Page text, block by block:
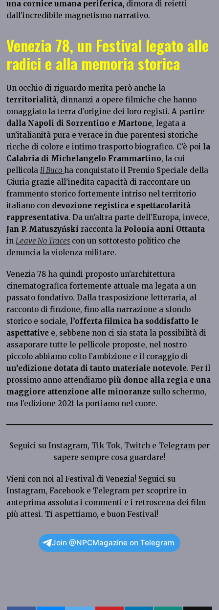
una cornice umana periferica, dimora di reietti
dall’incredibile magnetismo narrativo.
Venezia 78, un Festival legato alle
radici e alla memoria storica
Un occhio di riguardo merita però anche la
territorialità, dinnanzi a opere filmiche che hanno
omaggiato la terra d’origine dei loro registi. A partire
dalla Napoli di Sorrentino e Martone, legata a
un’italianità pura e verace in due parentesi storiche
ricche di colore e intimo trasporto biografico. C’è poi la
Calabria di Michelangelo Frammartino, la cui
pellicola Il Buco ha conquistato il Premio Speciale della
Giuria grazie all’inedita capacità di raccontare un
frammento storico fortemente intriso nel territorio
italiano con devozione registica e spettacolarità
rappresentativa. Da un’altra parte dell’Europa, invece,
Jan P. Matuszyński racconta la Polonia anni Ottanta
in Leave No Traces con un sottotesto politico che
denuncia la violenza militare.
Venezia 78 ha quindi proposto un’architettura
cinematografica fortemente attuale ma legata a un
passato fondativo. Dalla trasposizione letteraria, al
racconto di finzione, fino alla narrazione a sfondo
storico e sociale, l’offerta filmica ha soddisfatto le
aspettative e, sebbene non ci sia stata la possibilità di
assaporare tutte le pellicole proposte, nel nostro
piccolo abbiamo colto l’ambizione e il coraggio di
un’edizione dotata di tanto materiale notevole. Per il
prossimo anno attendiamo più donne alla regia e una
maggiore attenzione alle minoranze sullo schermo,
ma l’edizione 2021 la portiamo nel cuore.
Seguici su Instagram, Tik Tok, Twitch e Telegram per
sapere sempre cosa guardare!
Vieni con noi al Festival di Venezia! Seguici su
Instagram, Facebook e Telegram per scoprire in
anteprima assoluta i commenti e i retroscena dei film
più attesi. Ti aspettiamo, e buon Festival!
Join @NPCMagazine on Telegram